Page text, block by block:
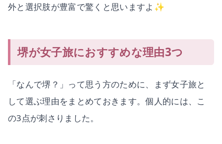
外と選択肢が豊富で驚くと思いますよ✨
堺が女子旅におすすめな理由3つ
「なんで堺？」って思う方のために、まず女子旅と
して選ぶ理由をまとめておきます。個人的には、こ
の3点が刺さりました。